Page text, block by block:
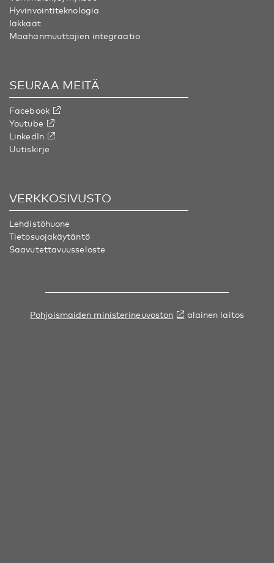
Hyvinvointiteknologia
Iäkkäät
Maahanmuuttajien integraatio
SEURAA MEITÄ
Facebook
Youtube
LinkedIn
Uutiskirje
VERKKOSIVUSTO
Lehdistöhuone
Tietosuojakäytäntö
Saavutettavuusseloste
Pohjoismaiden ministerineuvoston alainen laitos